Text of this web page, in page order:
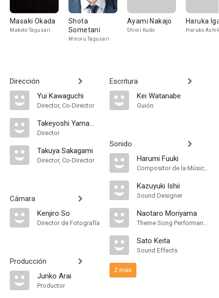
Masaki Okada
Makoto Tagusari
Shota
Sometani
Minoru Tagusari
Ayami Nakajo
Shiori Kudo
Haruka
Haruko
Dirección
Yui Kawaguchi
Director, Co-Director
Takeyoshi Yamamoto
Director
Takuya Sakagami
Director, Co-Director
Cámara
Kenjiro So
Director de Fotografía
Producción
Junko Arai
Productor
Escritura
Kei Watanabe
Guión
Sonido
Harumi Fuuki
Compositor de la Música Original
Kazuyuki Ishii
Sound Designer
Naotaro Moriyama
Theme Song Performance
Sato Keita
Sound Effects
2 más